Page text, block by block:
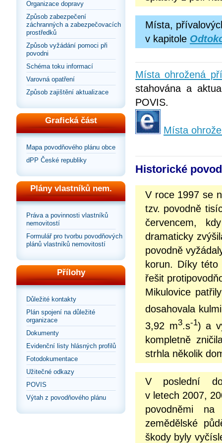
Organizace dopravy
Způsob zabezpečení
záchranných a zabezpečovacích
prostředků
Způsob vyžádání pomoci při
povodni
Schéma toku informací
Varovná opatření
Způsob zajištění aktualizace
Grafická část
Mapa povodňového plánu obce
dPP České republiky
Plány vlastníků nem.
Práva a povinnosti vlastníků
nemovitostí
Formulář pro tvorbu povodňových
plánů vlastníků nemovitostí
Přílohy
Důležité kontakty
Plán spojení na důležité
organizace
Dokumenty
Evidenční listy hlásných profilů
Fotodokumentace
Užitečné odkazy
POVIS
Výtah z povodňového plánu
Místa,
v kapitole
Místa ohrožená
stahována a
POVIS.
Místa
Historické
V roce 1997 se
tzv. povodně
červencem,
dramaticky
povodně
korun. Díky
řešit
Mikulovice
dosahovala
3,92 m3.s-1) a
kompletně
strhla několik
V poslední
v letech 2007,
povodněmi
zemědělské
škody byly